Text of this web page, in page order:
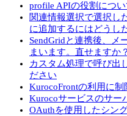
profile APIの役割につい
関連情報選択で選択し
に追加するにはどうし
SendGridと連携後、メ
まいます。直せますか？
カスタム処理で呼び出
ださい
KurocoFrontの利用に
Kurocoサービスのサー
OAuthを使用したシン